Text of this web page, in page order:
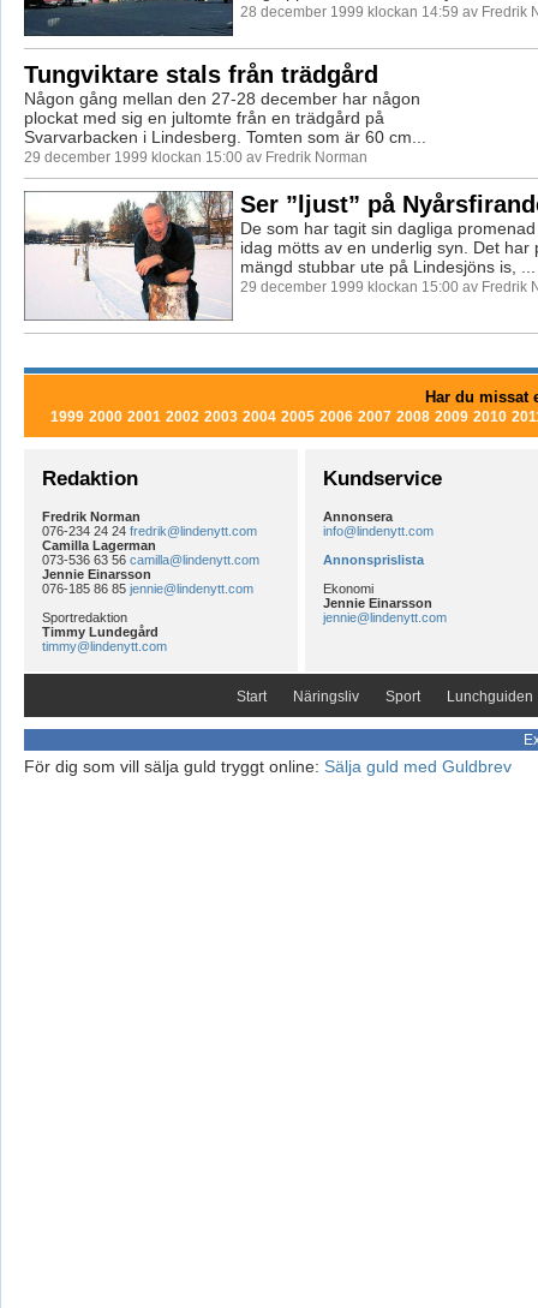
28 december 1999 klockan 14:59 av Fredrik
Tungviktare stals från trädgård
Någon gång mellan den 27-28 december har någon
plockat med sig en jultomte från en trädgård på
Svarvarbacken i Lindesberg. Tomten som är 60 cm...
29 december 1999 klockan 15:00 av Fredrik Norman
Ser ”ljust” på
De som har tagit sin dagliga
idag mötts av en underlig syn. Det har
mängd stubbar ute på Lindesjöns is, ...
29 december 1999 klockan 15:00 av Fredrik
Har du missat
1999 2000 2001 2002 2003 2004 2005 2006 2007 2008 2009 2010
Redaktion
Fredrik Norman
076-234 24 24 fredrik@lindenytt.com
Camilla Lagerman
073-536 63 56 camilla@lindenytt.com
Jennie Einarsson
076-185 86 85 jennie@lindenytt.com
Sportredaktion
Timmy Lundegård
timmy@lindenytt.com
Kundservice
Annonsera
info@lindenytt.com
Annonsprislista
Ekonomi
Jennie Einarsson
jennie@lindenytt.com
Start Näringsliv Sport Lunchguiden
För dig som vill sälja guld tryggt online: Sälja guld med Guldbrev